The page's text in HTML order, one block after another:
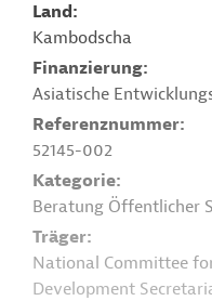
Land
Kambodscha
Finanzierung
Asiatische
Referenznummer
52145-002
Kategorie
Beratung Öffentlicher
Träger
National Committee
Development